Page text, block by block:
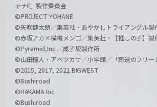
ャナF』製作委員会
©PROJECT YOHANE
©矢吹健太朗／集英社・あやかしトライアングル製
©赤坂アカ×横槍メンゴ／集英社・【推しの子】製
©Pyramid,Inc.／成子坂製作所
©山田鐘人・アベツカサ／小学館／「葬送のフリー
©2015, 2017, 2021 BIGWEST
©Bushiroad
©HAKAMA Inc
©Bushiroad